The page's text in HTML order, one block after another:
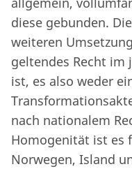
diese gebunden.
weiteren
geltendes Recht im
ist, es also weder
nach nationalem
Homogenität ist es
Norwegen, Island